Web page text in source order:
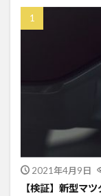
2021年4月9日
【検証】新型マ